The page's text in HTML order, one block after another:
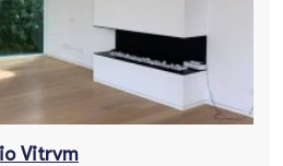
Vitrvm